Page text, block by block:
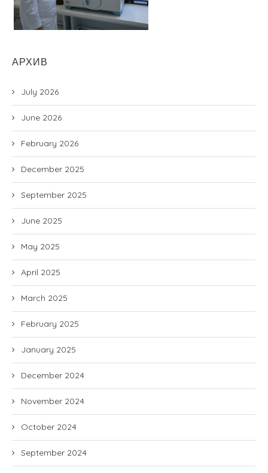
АРХИВ
July 2026
June 2026
February 2026
December 2025
September 2025
June 2025
May 2025
April 2025
March 2025
February 2025
January 2025
December 2024
November 2024
October 2024
September 2024